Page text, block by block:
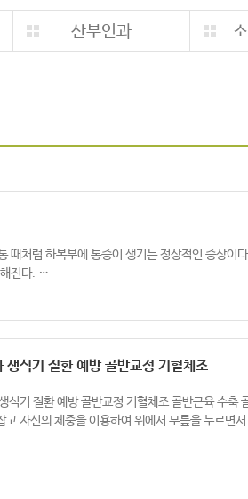
산부인과
처럼 하복부에 통증이 생기는 정상적인 증상이
해진다. …
생식기 질환 예방 골반교정 기혈체조
식기 질환 예방 골반교정 기혈체조 골반근육 수
고 자신의 체중을 이용하여 위에서 무릎을 누르면